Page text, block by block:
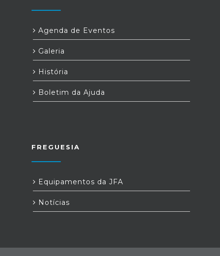
Agenda de Eventos
Galeria
História
Boletim da Ajuda
FREGUESIA
Equipamentos da JFA
Notícias